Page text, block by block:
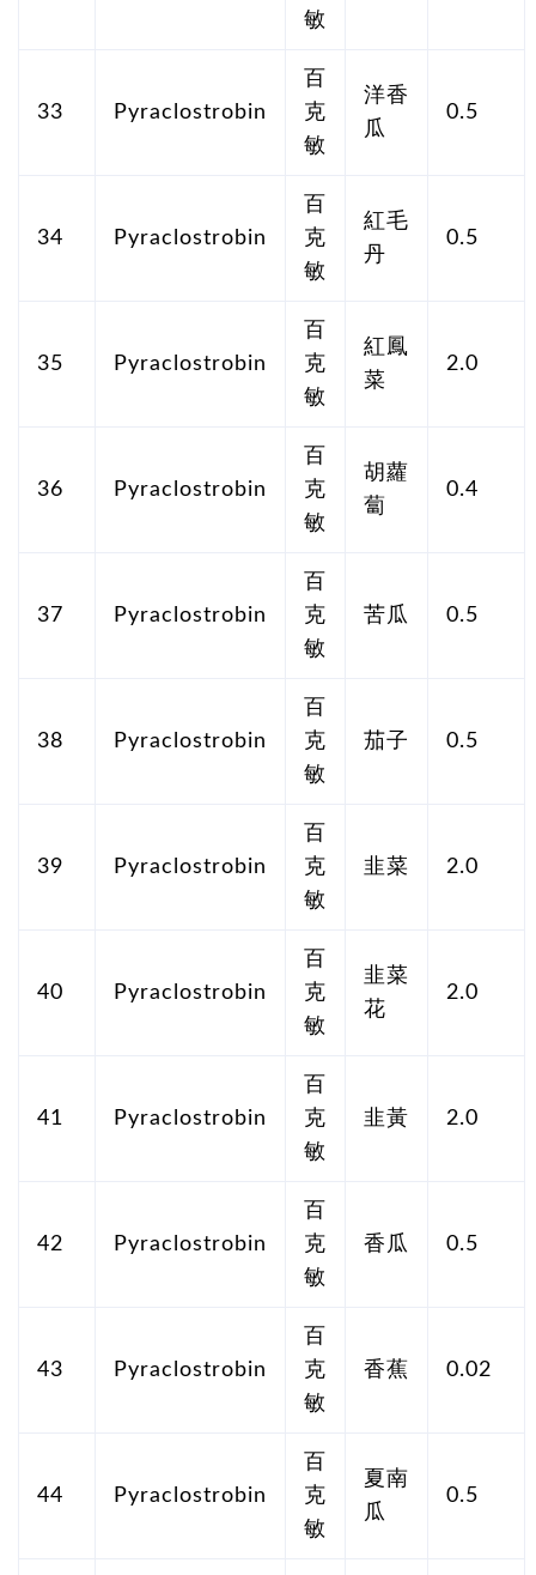
敏
33 Pyraclostrobin
百
克
敏
洋香
瓜
0.5
34 Pyraclostrobin
百
克
敏
紅毛
丹
0.5
35 Pyraclostrobin
百
克
敏
紅鳳
菜
2.0
36 Pyraclostrobin
百
克
敏
胡蘿
蔔
0.4
37 Pyraclostrobin
百
克
敏
苦瓜 0.5
38 Pyraclostrobin
百
克
敏
茄子 0.5
39 Pyraclostrobin
百
克
敏
韭菜 2.0
40 Pyraclostrobin
百
克
敏
韭菜
花
2.0
41 Pyraclostrobin
百
克
敏
韭黃 2.0
42 Pyraclostrobin
百
克
敏
香瓜 0.5
43 Pyraclostrobin
百
克
敏
香蕉 0.02
44 Pyraclostrobin
百
克
敏
夏南
瓜
0.5